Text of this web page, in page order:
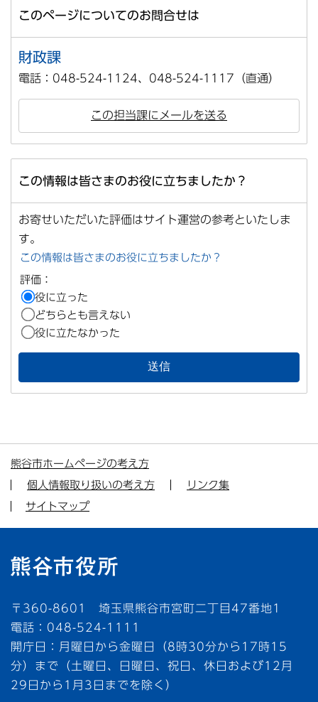
このページについてのお問合せは
財政課
電話：048-524-1124、048-524-1117（直通）
この担当課にメールを送る
この情報は皆さまのお役に立ちましたか？
お寄せいただいた評価はサイト運営の参考といたしま
す。
この情報は皆さまのお役に立ちましたか？
評価：
役に立った
どちらとも言えない
役に立たなかった
熊谷市ホームページの考え方
個人情報取り扱いの考え方
リンク集
サイトマップ
〒360-8601 埼玉県熊谷市宮町二丁目47番地1
電話：048-524-1111
開庁日：月曜日から金曜日（8時30分から17時15
分）まで（土曜日、日曜日、祝日、休日および12月
29日から1月3日までを除く）